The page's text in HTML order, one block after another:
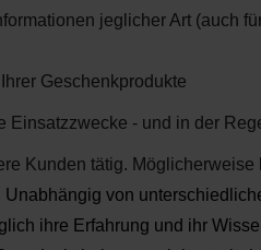
jeglicher Art (auch
Geschenkprodukte
Einsatzzwecke - und in der
Kunden tätig.
Unabhängig von
ihre Erfahrung und ihr